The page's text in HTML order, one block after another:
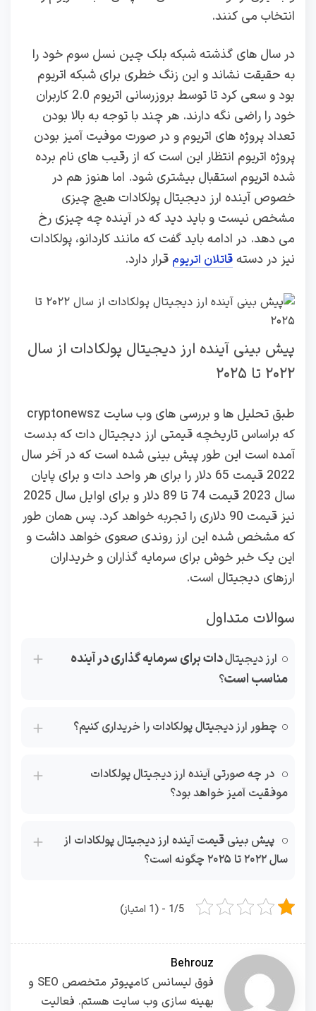
انتخاب می کنند.
در سال های گذشته شبکه بلک چین نسل سوم خود را
به حقیقت نشاند و این زنگ خطری برای شبکه اتریوم
بود و سعی کرد تا توسط بروزرسانی اتریوم 2.0 کاربران
خود را راضی نگه دارند. هر چند با توجه به بالا بودن
تعداد پروژه های اتریوم و در صورت موفیت آمیز بودن
پروژه اتریوم انتظار این است که از رقیب های نام برده
شده اتریوم استقبال بیشتری شود. اما هنوز هم در
خصوص آینده ارز دیجیتال پولکادات هیچ چیزی
مشخص نیست و باید دید که در آینده چه چیزی رخ
می دهد. در ادامه باید گفت که مانند کاردانو، پولکادات
نیز در دسته قاتلان اتریوم قرار دارد.
پیش‌ بینی آینده ارز دیجیتال پولکادات از سال
۲۰۲۲ تا ۲۰۲۵
طبق تحلیل ها و بررسی های وب سایت cryptonewsz
که براساس تاریخچه قیمتی ارز دیجیتال دات که بدست
آمده است این طور پیش بینی شده است که در آخر سال
2022 قیمت 65 دلار را برای هر واحد دات و برای پایان
سال 2023 قیمت 74 تا 89 دلار و برای اوایل سال 2025
نیز قیمت 90 دلاری را تجربه خواهد کرد. پس همان طور
که مشخص شده این ارز روندی صعوی خواهد داشت و
این یک خبر خوش برای سرمایه گذاران و خریداران
ارزهای دیجیتال است.
سوالات متداول
ارز دیجیتالدات برای سرمایه گذاری در آینده
مناسب است؟
چطور ارز دیجیتال پولکادات را خریداری کنیم؟
در چه صورتی آینده ارز دیجیتال پولکادات
موفقیت آمیز خواهد بود؟
پیش‌ بینی قیمت آینده ارز دیجیتال پولکادات از
سال ۲۰۲۲ تا ۲۰۲۵ چگونه است؟
1/5 - (1 امتیاز)
Behrouz
فوق لیسانس کامپیوتر متخصص SEO و
بهینه سازی وب سایت هستم. فعالیت